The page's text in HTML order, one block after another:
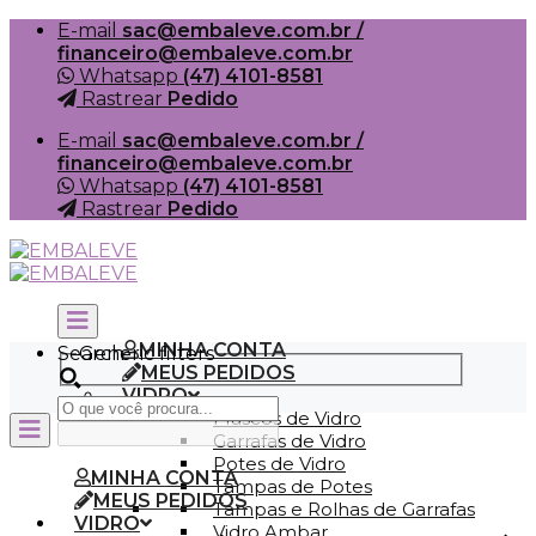
Skip
content
E-mail sac@embaleve.com.br /
financeiro@embaleve.com.br
Whatsapp (47) 4101-8581
Rastrear Pedido
E-mail sac@embaleve.com.br /
financeiro@embaleve.com.br
Whatsapp (47) 4101-8581
Rastrear Pedido
MINHA CONTA
MEUS PEDIDOS
VIDRO
Frascos de Vidro
Garrafas de Vidro
Potes de Vidro
Tampas de Potes
Tampas e Rolhas de Garrafas
Search
Generic filters
MINHA CONTA
MEUS PEDIDOS
VIDRO